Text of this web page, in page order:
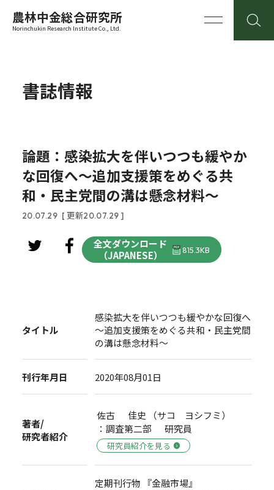
農林中金総合研究所
Norinchukin Research Institute Co., Ltd.
書誌情報
論題：感染拡大を伴いつつも緩やか
な回復へ～追加支援策をめぐる共
和・民主党間の溝は懸念材料～
20.07.29 [ 更新20.07.29 ]
全文ダウンロード
（JAPANESE）
815.3KB
タイトル
感染拡大を伴いつつも緩やかな回復へ
～追加支援策をめぐる共和・民主党間
の溝は懸念材料～
刊行年月日 2020年08月01日
著者/
研究者紹介
佐古 佳史 （サコ ヨシフミ）
：調査第二部 研究員
研究員紹介を見る
定期刊行物 『金融市場』